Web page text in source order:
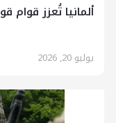
ألمانيا تُعزز قوام
يوليو 20, 2026